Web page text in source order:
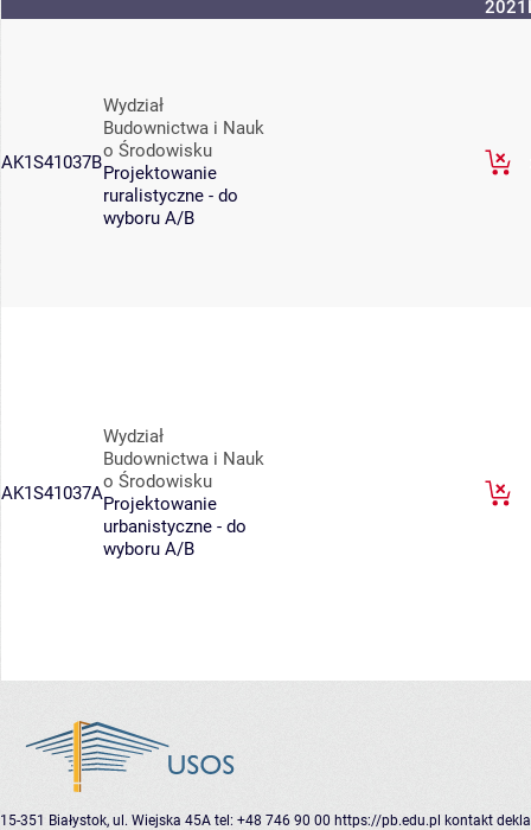
AK1S41037B
Wydział
Budownictwa i Nauk
o Środowisku
Projektowanie
ruralistyczne - do
wyboru A/B
AK1S41037A
Wydział
Budownictwa i Nauk
o Środowisku
Projektowanie
urbanistyczne - do
wyboru A/B
15-351 Białystok, ul. Wiejska 45A tel: +48 746 90 00 https://pb.edu.pl kontakt